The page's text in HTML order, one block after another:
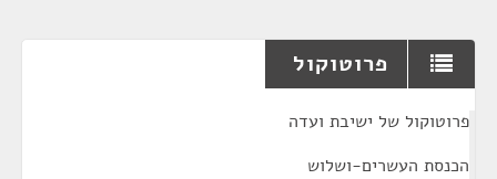
פרוטוקול
פרוטוקול של ישיבת ועדה
הכנסת העשרים-ושלוש